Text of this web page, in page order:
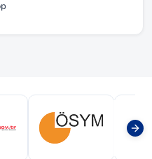
sekmede açılır)(yeni sekmede